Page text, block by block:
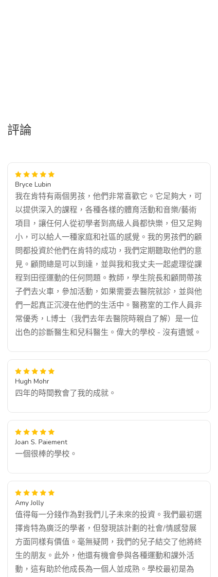
評論
Bryce Lubin
我在肯特有兩個男孩，他們非常喜歡它。它足夠大，可
以提供深入的課程，各種各樣的體育活動和音樂/藝術
項目，讓任何人從初學者到高級人員都快樂，但又足夠
小，可以給人一種家庭和社區的感覺。我的男孩們的顧
問都投資於他們在肯特的成功，我們定期聽取他們的意
見。顧問總是可以到達，並與我和我丈夫一起處理從課
程到田徑運動的任何問題。教師，學生院長和顧問帶孩
子們去火車，參加活動，如果需要去醫院就診，並與他
們一起真正沉浸在他們的生活中。醫務室的工作人員非
常優秀，L博士（我們去年去醫院時親自了解）是一位
出色的診斷醫生和兒科醫生。偉大的學校 - 沒有遺憾。
Hugh Mohr
四年的時間教會了我的成就。
Joan S. Paiement
一個很棒的學校。
Amy Jolly
值得每一分錢作為對我們儿子未來的投資。我們最初選
擇肯特為廣泛的學者，但發現該計劃的社會/情感發展
方面同樣有價值。毫無疑問，我們的兒子結交了他將終
生的朋友。此外，他還有機會參與各種運動和課外活
動，這有助於他成長為一個人並成熟。學校最初是為